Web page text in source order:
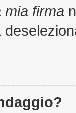
mia firma